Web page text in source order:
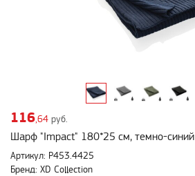
116,64 руб.
Шарф "Impact" 180*25 см, темно-синий
Артикул: P453.4425
Бренд: XD Collection